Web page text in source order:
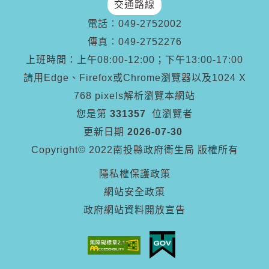
交通路線
電話︰ 049-2752002
傳真︰ 049-2752276
上班時間：上午08:00-12:00；下午13:00-17:00
請用Edge、Firefox或Chrome瀏覽器以及1024 X
768 pixels解析瀏覽本網站
您是第 331357
位瀏覽者
更新日期 2026-07-30
Copyright© 2022南投縣政府衛生局 版權所有
隱私權保護政策
網站安全政策
政府網站資料開放宣告